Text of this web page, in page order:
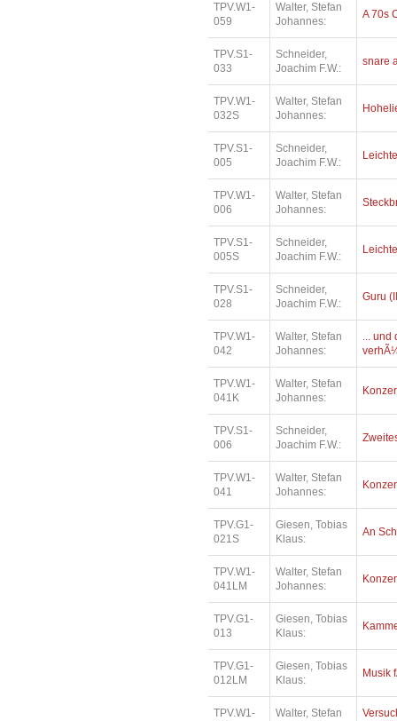
TPV.W1-
059
Walter, Stefan
Johannes:
A 70s
TPV.S1-
033
Schneider,
Joachim F.W.:
snare
TPV.W1-
032S
Walter, Stefan
Johannes:
TPV.S1-
005
Schneider,
Joachim F.W.:
TPV.W1-
006
Walter, Stefan
Johannes:
TPV.S1-
005S
Schneider,
Joachim F.W.:
TPV.S1-
028
Schneider,
Joachim F.W.:
Guru
TPV.W1-
042
Walter, Stefan
Johannes:
... und
TPV.W1-
041K
Walter, Stefan
Johannes:
TPV.S1-
006
Schneider,
Joachim F.W.:
TPV.W1-
041
Walter, Stefan
Johannes:
TPV.G1-
021S
Giesen, Tobias
Klaus:
An
TPV.W1-
041LM
Walter, Stefan
Johannes:
TPV.G1-
013
Giesen, Tobias
Klaus:
TPV.G1-
012LM
Giesen, Tobias
Klaus:
Musik
TPV.W1-
Walter, Stefan